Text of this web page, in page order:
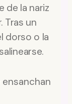
de la nariz
Tras un
dorso o la